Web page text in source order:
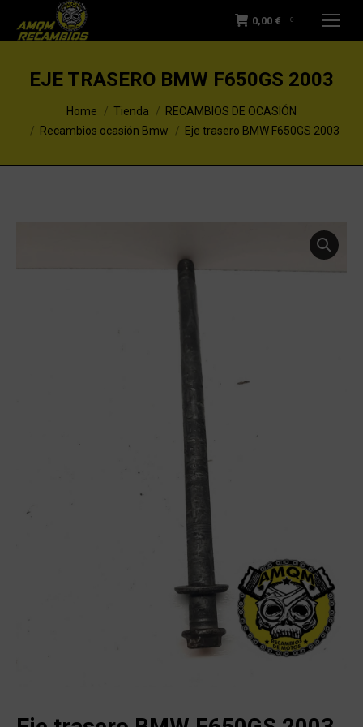
0,00 € 0
EJE TRASERO BMW F650GS 2003
You are here:Home Tienda
RECAMBIOS DE OCASIÓN
Recambios ocasión Bmw
Eje trasero BMW F650GS 2003